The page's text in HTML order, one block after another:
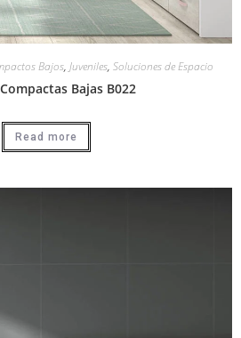
Bajos, Juveniles, Soluciones de Espacio
Bajas B022
Read more